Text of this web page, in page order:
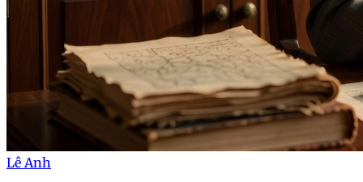
Lê Anh